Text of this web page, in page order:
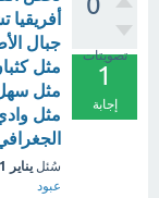
تصويتات
1
إجابة
مثل
الجغرافي. (1.5 نقطة) -
سُئل يناير 1
عبود